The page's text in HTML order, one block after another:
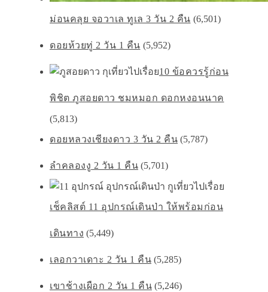
ม่อนคลุย จอวาเล ทูเล 3 วัน 2 คืน (6,501)
ดอยห้วยทู่ 2 วัน 1 คืน (5,952)
10 ข้อควรรู้ก่อน
พิชิต ภูสอยดาว ชมหมอก ดอกหงอนนาค
(5,813)
ดอยหลวงเชียงดาว 3 วัน 2 คืน (5,787)
ลำคลองงู 2 วัน 1 คืน (5,701)
เช็คลิสต์ 11 อุปกรณ์เดินป่า ให้พร้อมก่อน
เดินทาง (5,449)
เลอกวาเดาะ 2 วัน 1 คืน (5,285)
เขาช้างเผือก 2 วัน 1 คืน (5,246)